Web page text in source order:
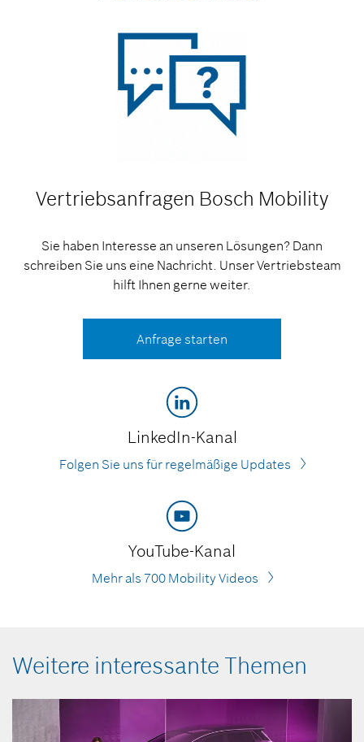
Vertriebsanfragen Bosch Mobility
Sie haben Interesse an unseren Lösungen? Dann
schreiben Sie uns eine Nachricht. Unser Vertriebsteam
hilft Ihnen gerne weiter.
Anfrage starten
LinkedIn-Kanal
Folgen Sie uns für regelmäßige Updates
YouTube-Kanal
Mehr als 700 Mobility Videos
Weitere interessante Themen